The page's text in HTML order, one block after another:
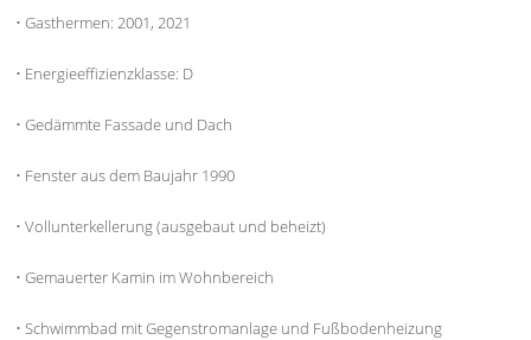
• Gasthermen: 2001, 2021
• Energieeffizienzklasse: D
• Gedämmte Fassade und Dach
• Fenster aus dem Baujahr 1990
• Vollunterkellerung (ausgebaut und beheizt)
• Gemauerter Kamin im Wohnbereich
• Schwimmbad mit Gegenstromanlage und Fußbodenheizung